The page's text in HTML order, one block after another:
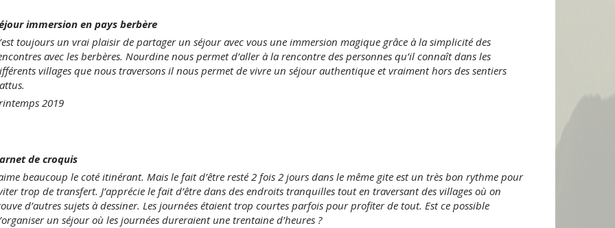
immersion en pays berbère
toujours un vrai plaisir de partager un séjour avec vous une immersion magique grâce à la simplicité des
avec les berbères. Nourdine nous permet d’aller à la rencontre des personnes qu’il connaît dans les
villages que nous traversons il nous permet de vivre un séjour authentique et vraiment hors des sentiers
2019
de croquis
beaucoup le coté itinérant. Mais le fait d’être resté 2 fois 2 jours dans le même gite est un très bon rythme pour
trop de transfert. J’apprécie le fait d’être dans des endroits tranquilles tout en traversant des villages où on
d’autres sujets à dessiner. Les journées étaient trop courtes parfois pour profiter de tout. Est ce possible
un séjour où les journées dureraient une trentaine d’heures ?